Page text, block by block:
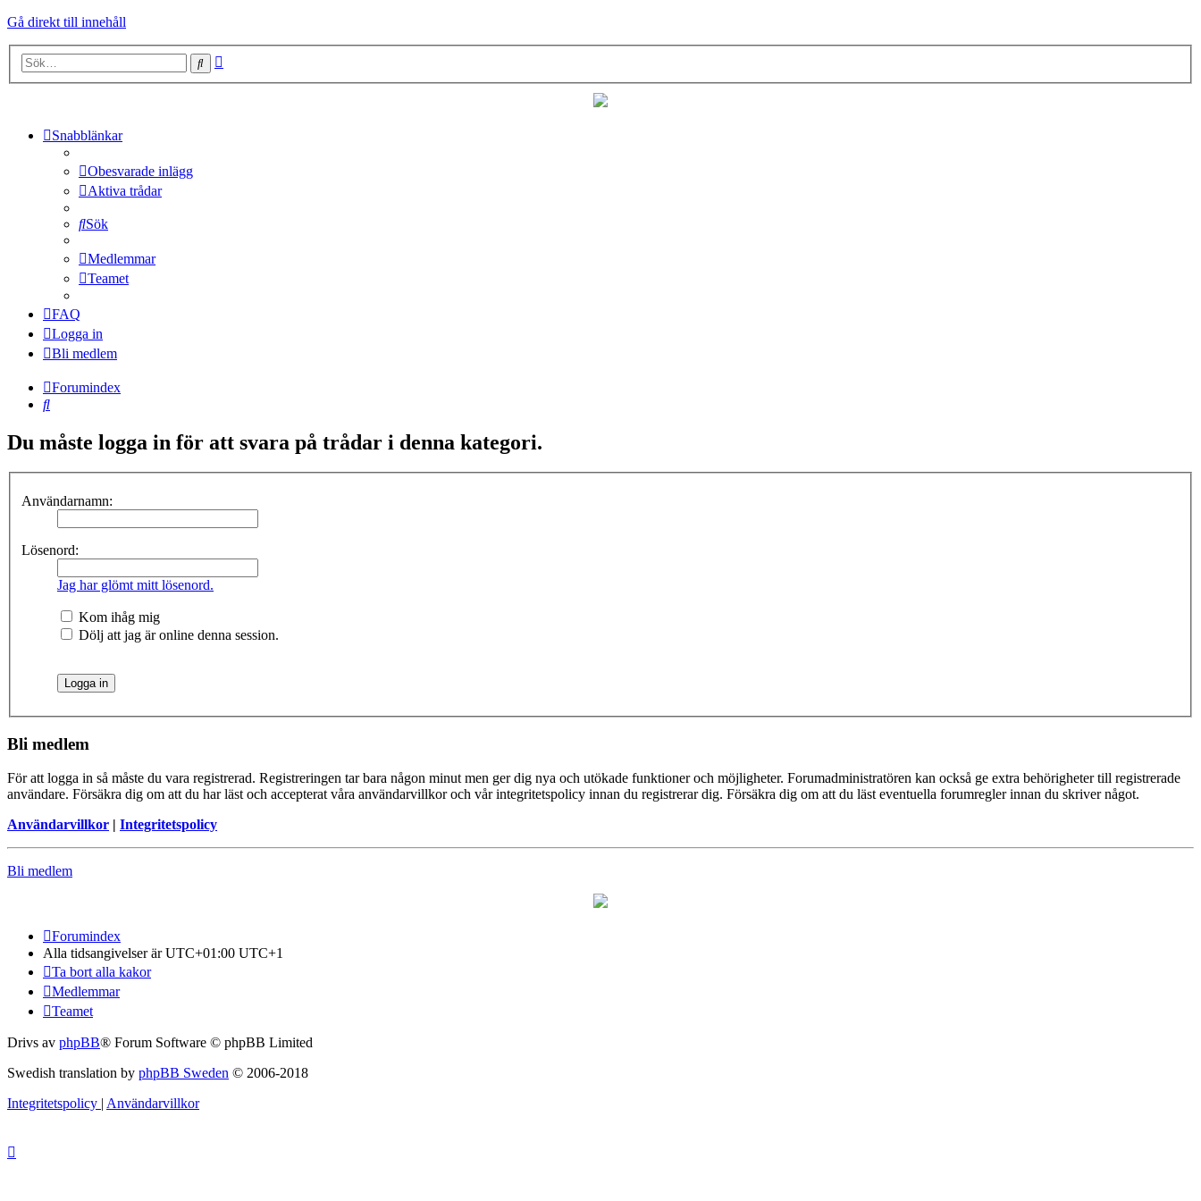
Gå direkt till innehåll
Sök
Snabblänkar
Obesvarade inlägg
Aktiva trådar
Sök
Medlemmar
Teamet
FAQ
Logga in
Bli medlem
Forumindex
Sök
Du måste logga in för att svara på trådar i denna kategori.
Användarnamn:
Lösenord:
Jag har glömt mitt lösenord.
Kom ihåg mig
Dölj att jag är online denna session.
Bli medlem
För att logga in så måste du vara registrerad. Registreringen tar bara någon minut men ger dig nya och utökade funktioner och möjligheter. Forumadministratören kan också ge extra behörigheter till registrerade
användare. Försäkra dig om att du har läst och accepterat våra användarvillkor och vår integritetspolicy innan du registrerar dig. Försäkra dig om att du läst eventuella forumregler innan du skriver något.
Användarvillkor | Integritetspolicy
Bli medlem
Forumindex
Alla tidsangivelser är UTC+01:00 UTC+1
Ta bort alla kakor
Medlemmar
Teamet
Drivs av phpBB® Forum Software © phpBB Limited
Swedish translation by phpBB Sweden © 2006-2018
Integritetspolicy | Användarvillkor